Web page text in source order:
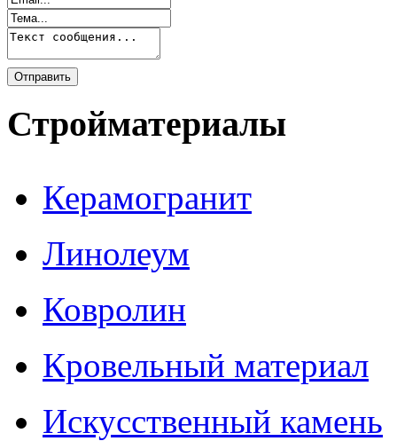
Стройматериалы
Керамогранит
Линолеум
Ковролин
Кровельный материал
Искусственный камень